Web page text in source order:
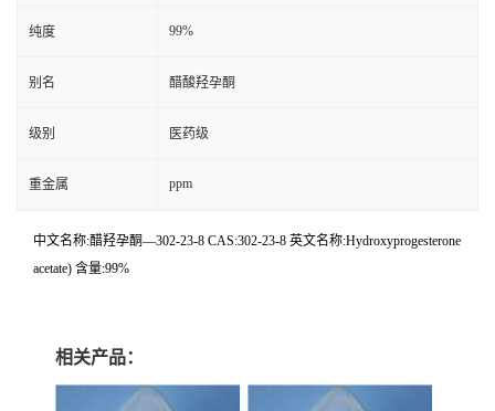
纯度 99%
别名 醋酸羟孕酮
级别 医药级
重金属 ppm
中文名称:醋羟孕酮—302-23-8 CAS:302-23-8 英文名称:Hydroxyprogesterone
acetate) 含量:99%
相关产品：